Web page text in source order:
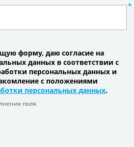
форму, даю согласие на
данных в соответствии с
персональных данных и
с положениями
персональных данных.
поля